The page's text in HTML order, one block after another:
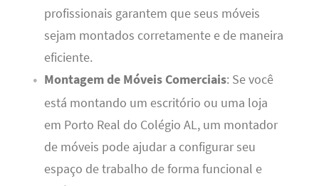
profissionais garantem que seus móveis
sejam montados corretamente e de maneira
eficiente.
Montagem de Móveis Comerciais: Se você
está montando um escritório ou uma loja
em Porto Real do Colégio AL, um montador
de móveis pode ajudar a configurar seu
espaço de trabalho de forma funcional e